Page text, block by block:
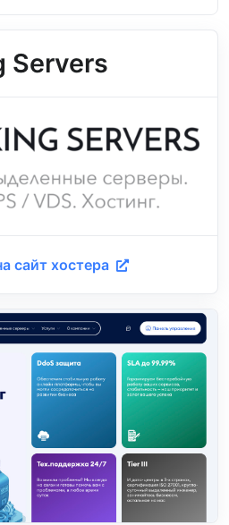
Servers
сайт хостера